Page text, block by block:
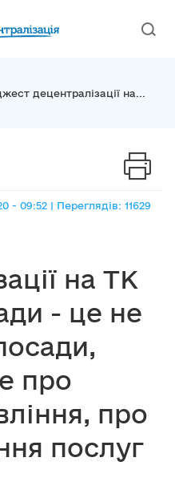
децентралізації на...
- 09:52 | Переглядів: 11629
на ТК
- це не
про
про
послуг